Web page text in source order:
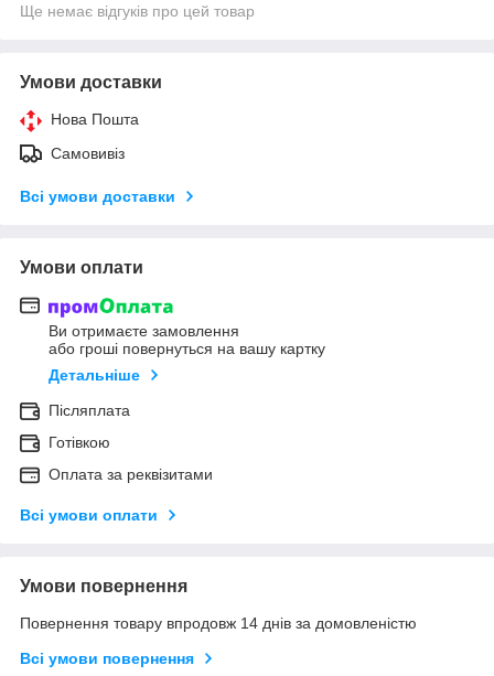
Ще немає відгуків про цей товар
Умови доставки
Нова Пошта
Самовивіз
Всі умови доставки
Умови оплати
Ви отримаєте замовлення
або гроші повернуться на вашу картку
Детальніше
Післяплата
Готівкою
Оплата за реквізитами
Всі умови оплати
Умови повернення
Повернення товару впродовж 14 днів за домовленістю
Всі умови повернення